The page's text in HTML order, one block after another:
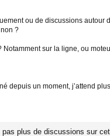
ou de discussions autour
?
Notamment sur la ligne, ou
depuis un moment, j’attend
pas plus de discussions sur